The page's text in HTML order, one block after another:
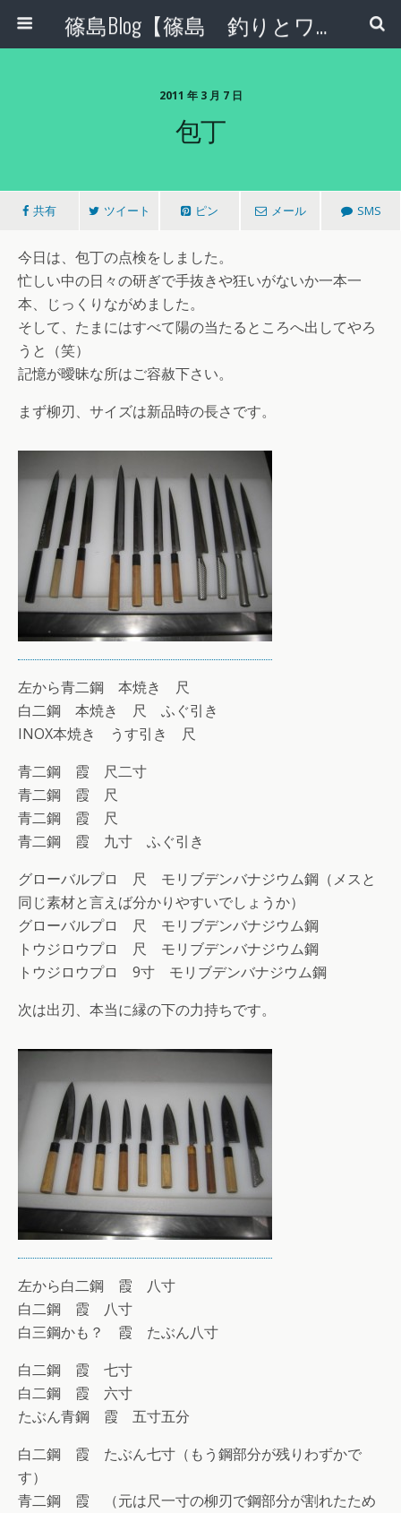
篠島Blog【篠島 釣りとワンコとエコな日々】
2011 年 3 月 7 日
包丁
共有 ツイート ピン メール SMS
今日は、包丁の点検をしました。
忙しい中の日々の研ぎで手抜きや狂いがないか一本一
本、じっくりながめました。
そして、たまにはすべて陽の当たるところへ出してやろ
うと（笑）
記憶が曖昧な所はご容赦下さい。
まず柳刃、サイズは新品時の長さです。
左から青二鋼 本焼き 尺
白二鋼 本焼き 尺 ふぐ引き
INOX本焼き うす引き 尺
青二鋼 霞 尺二寸
青二鋼 霞 尺
青二鋼 霞 尺
青二鋼 霞 九寸 ふぐ引き
グローバルプロ 尺 モリブデンバナジウム鋼（メスと
同じ素材と言えば分かりやすいでしょうか）
グローバルプロ 尺 モリブデンバナジウム鋼
トウジロウプロ 尺 モリブデンバナジウム鋼
トウジロウプロ 9寸 モリブデンバナジウム鋼
次は出刃、本当に縁の下の力持ちです。
左から白二鋼 霞 八寸
白二鋼 霞 八寸
白三鋼かも？ 霞 たぶん八寸
白二鋼 霞 七寸
白二鋼 霞 六寸
たぶん青鋼 霞 五寸五分
白二鋼 霞 たぶん七寸（もう鋼部分が残りわずかで
す）
青二鋼 霞 （元は尺一寸の柳刃で鋼部分が割れたため